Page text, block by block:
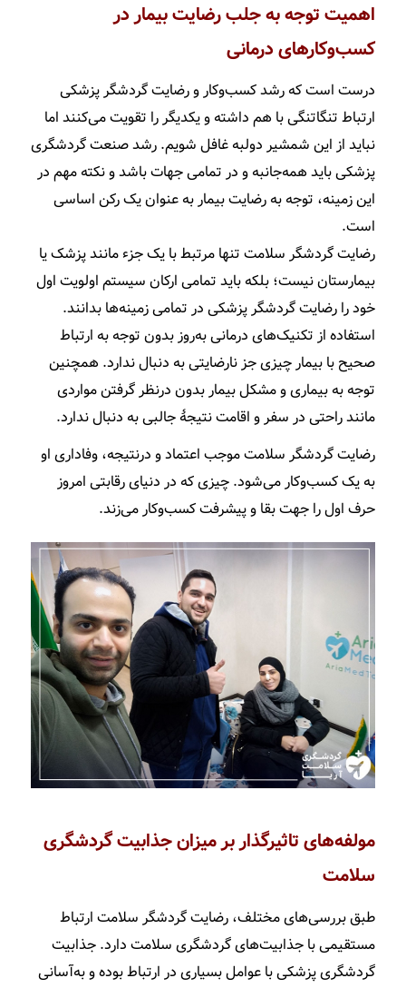
اهمیت توجه به جلب رضایت بیمار در
کسب‌وکارهای درمانی
درست است که رشد کسب­‌وکار و رضایت گردشگر پزشکی
ارتباط تنگاتنگی با هم داشته و یکدیگر را تقویت می­‌کنند اما
نباید از این شمشیر دولبه غافل شویم. رشد صنعت گردشگری
پزشکی باید همه‌جانبه و در تمامی جهات باشد و نکته مهم در
این زمینه، توجه به رضایت بیمار به عنوان یک رکن اساسی
است.
رضایت گردشگر سلامت تنها مرتبط با یک جزء مانند پزشک یا
بیمارستان نیست؛ بلکه باید تمامی ارکان سیستم اولویت اول
خود را رضایت گردشگر پزشکی در تمامی زمینه­‌ها بدانند.
استفاده از تکنیک‌­های درمانی به­‌روز بدون توجه به ارتباط
صحیح با بیمار چیزی جز نارضایتی به دنبال ندارد. همچنین
توجه به بیماری و مشکل بیمار بدون درنظر گرفتن مواردی
مانند راحتی در سفر و اقامت نتیجۀ جالبی به دنبال ندارد.
رضایت گردشگر سلامت موجب اعتماد و درنتیجه، وفاداری او
به یک کسب‌­وکار می­‌شود. چیزی که در دنیای رقابتی امروز
حرف اول را جهت بقا و پیشرفت کسب‌­وکار می­‌زند.
مولفه‌های تاثیرگذار بر میزان جذابیت گردشگری
سلامت
طبق بررسی‌­های مختلف، رضایت گردشگر سلامت ارتباط
مستقیمی با جذابیت­‌های گردشگری سلامت دارد. جذابیت
گردشگری پزشکی با عوامل بسیاری در ارتباط بوده و به­‌آسانی